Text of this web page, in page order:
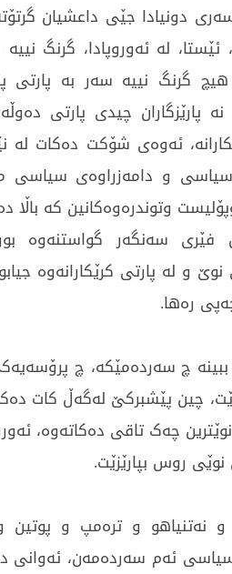
دونیادا جێی داعشیان
ئێستا، لە ئەوروپادا، گرنگ
گرنگ نییە سەر بە پارتی
نە پارێزگاران چیدی پارتی
ئەوەی شۆکت دەکات لە
و دامەزراوەی سیاسی
وتوندرەوەکانین کە
فێری سەنگەر گواستنەوە
نوێ و لە پارتی کرێکارانەوە
رەها.
ببینە چ سەردەمێکە، چ
چین پێشبرکێ لەگەڵ کات
چەک تاقی دەکاتەوە،
روس بپارێزێت.
نەتنیاهو و ترەمپ و پوتین
ئەم سەردەمەن، ئەوانی